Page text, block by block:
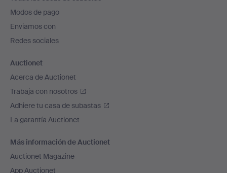
pie
de
página
Modos de pago
Enviamos con
Redes sociales
Auctionet
Acerca de Auctionet
Trabaja con nosotros
Adhiere tu casa de subastas
La garantía Auctionet
Más información de Auctionet
Auctionet Magazine
App Auctionet